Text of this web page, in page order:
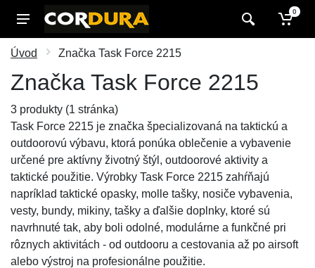
0
Úvod Značka Task Force 2215
Značka Task Force 2215
3 produkty (1 stránka)
Task Force 2215 je značka špecializovaná na taktickú a
outdoorovú výbavu, ktorá ponúka oblečenie a vybavenie
určené pre aktívny životný štýl, outdoorové aktivity a
taktické použitie. Výrobky Task Force 2215 zahŕňajú
napríklad taktické opasky, molle tašky, nosiče vybavenia,
vesty, bundy, mikiny, tašky a ďalšie doplnky, ktoré sú
navrhnuté tak, aby boli odolné, modulárne a funkčné pri
rôznych aktivitách - od outdooru a cestovania až po airsoft
alebo výstroj na profesionálne použitie.